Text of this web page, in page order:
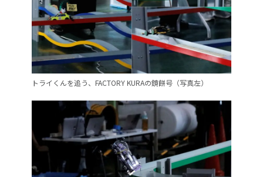
トライくんを追う、FACTORY KURAの鏡餅号（写真左）